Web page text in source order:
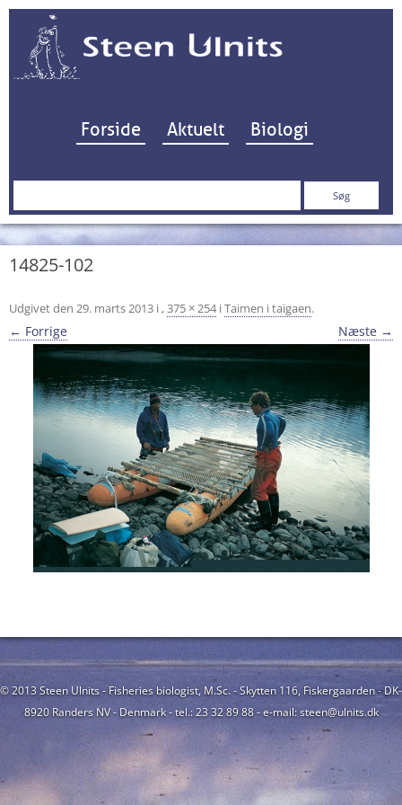
Hop til indhold
Forside Aktuelt Biologi
Søg
14825-102
Udgivet den 29. marts 2013 i ,375 × 254iTaimen i taigaen.
← Forrige Næste →
© 2013 Steen Ulnits - Fisheries biologist, M.Sc. - Skytten 116, Fiskergaarden - DK-
8920 Randers NV - Denmark - tel.: 23 32 89 88 - e-mail: steen@ulnits.dk